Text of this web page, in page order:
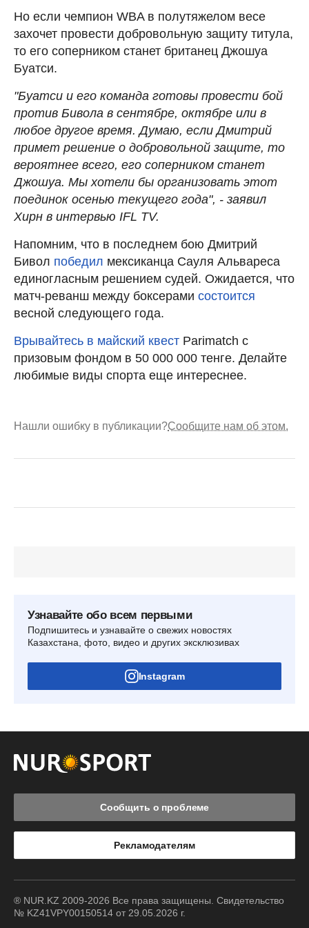
Но если чемпион WBA в полутяжелом весе
захочет провести добровольную защиту титула,
то его соперником станет британец Джошуа
Буатси.
"Буатси и его команда готовы провести бой
против Бивола в сентябре, октябре или в
любое другое время. Думаю, если Дмитрий
примет решение о добровольной защите, то
вероятнее всего, его соперником станет
Джошуа. Мы хотели бы организовать этот
поединок осенью текущего года", - заявил
Хирн в интервью IFL TV.
Напомним, что в последнем бою Дмитрий
Бивол победил мексиканца Сауля Альвареса
единогласным решением судей. Ожидается, что
матч-реванш между боксерами состоится
весной следующего года.
Врывайтесь в майский квест Parimatch с
призовым фондом в 50 000 000 тенге. Делайте
любимые виды спорта еще интереснее.
Нашли ошибку в публикации?Сообщите нам об этом.
Узнавайте обо всем первыми
Подпишитесь и узнавайте о свежих новостях
Казахстана, фото, видео и других эксклюзивах
Instagram
Сообщить о проблеме
Рекламодателям
® NUR.KZ 2009-2026 Все права защищены. Свидетельство
№ KZ41VPY00150514 от 29.05.2026 г.